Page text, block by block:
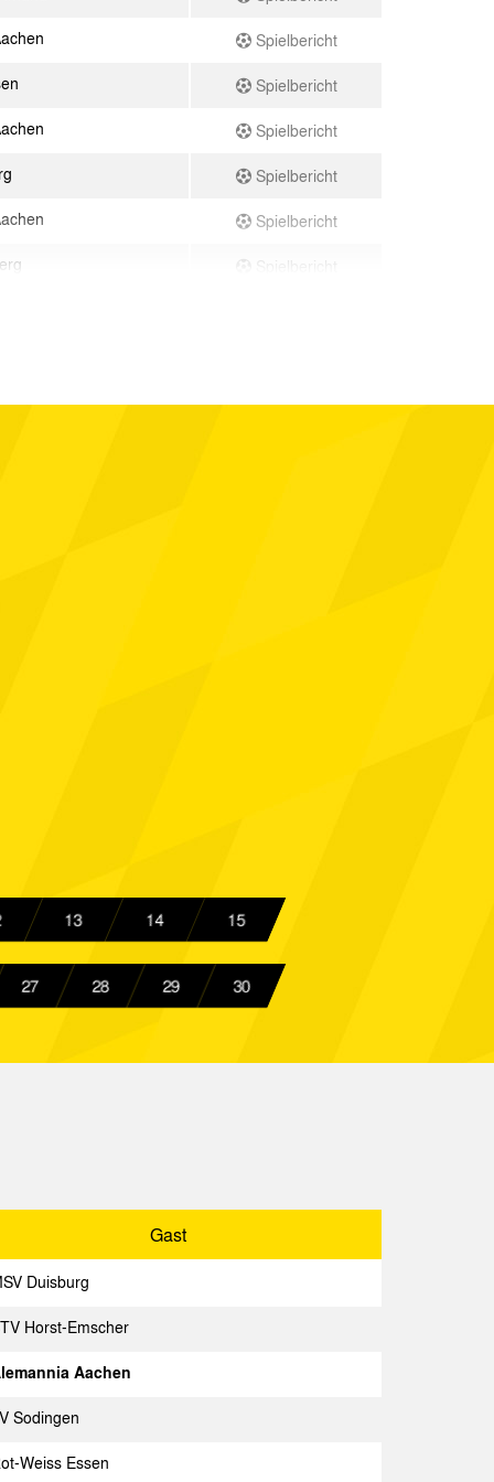
Spielbericht
Spielbericht
Spielbericht
Spielbericht
Spielbericht
Spielbericht
Gast Spielbericht
Spielbericht
Spielbericht
Spielbericht
13 14 15
27 28 29 30
Gast
Duisburg
Horst-Emscher
Aachen
Sodingen
Weiss Essen